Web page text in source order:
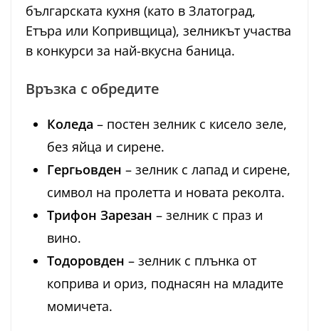
българската кухня (като в Златоград,
Етъра или Копривщица), зелникът участва
в конкурси за най-вкусна баница.
Връзка с обредите
Коледа – постен зелник с кисело зеле,
без яйца и сирене.
Гергьовден – зелник с лапад и сирене,
символ на пролетта и новата реколта.
Трифон Зарезан – зелник с праз и
вино.
Тодоровден – зелник с плънка от
коприва и ориз, поднасян на младите
момичета.